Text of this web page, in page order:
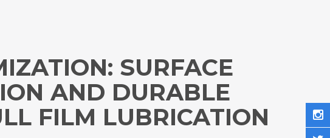
SURFACE
AND DURABLE
FILM LUBRICATION